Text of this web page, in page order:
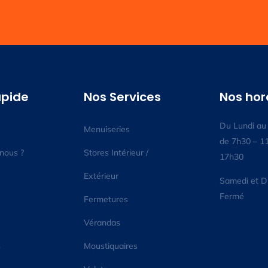
?
Nos Services
Menuiseries
Stores Intérieur /
Extérieur
Fermetures
Vérandas
Moustiquaires
Nos
Du Lundi
de 7h30 –
17h30
Samedi et
Fermé